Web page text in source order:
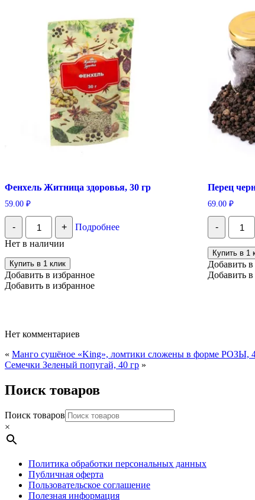
Фенхель Житница здоровья, 30 гр
59.00 ₽
-
Количество
Фенхель
Житница
здоровья,
30
гр
+
Подробнее
Нет в наличии
Купить в 1 клик
Добавить в избранное
Добавить в избранное
Перец
69.00₽
-
Перец
30
гр
Купить в 1
Добавить
Добавить
Нет комментариев
« Манго сушёное «King», ломтики сложены в форме РОЗЫ,
Семечки Зеленый попугай, 40 гр »
Поиск товаров
Поиск товаров
×
Политика обработки персональных данных
Публичная оферта
Пользовательское соглашение
Полезная информация